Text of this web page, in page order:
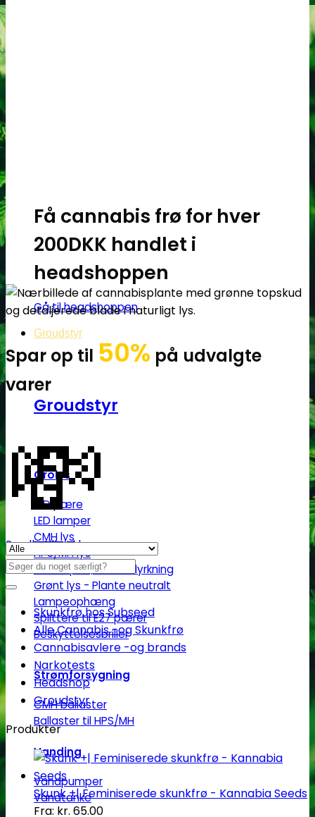
Få cannabis frø for hver
200DKK handlet i
headshoppen
Gå til headshoppen
Groudstyr
Groudstyr
Grolys
LED pære
LED lamper
CMH lys
HPS/MH lys
T5 lamper | Plantedyrkning
Grønt lys - Plante neutralt
Lampeophæng
Splittere til E27 pærer
Beskyttelsesbriller
Strømforsygning
CMH ballaster
Ballaster til HPS/MH
Vanding
Vandpumper
Vandtanke
Spar op til 50% på udvalgte
varer
💸
Se alle tilbud her
Søg
efter:
Skunkfrø hos Subseed
Alle Cannabis -og Skunkfrø
Cannabisavlere -og brands
Narkotests
Headshop
Groudstyr
Produkter
Skunk +| Feminiserede skunkfrø - Kannabia Seeds
Fra: kr. 65.00